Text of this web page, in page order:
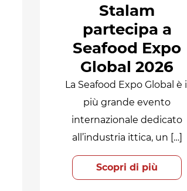
Stalam
partecipa a
Seafood Expo
Global 2026
La Seafood Expo Global è il
più grande evento
internazionale dedicato
all’industria ittica, un […]
Scopri di più